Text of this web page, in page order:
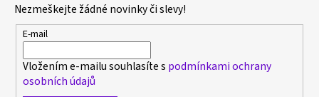
Nezmeškejte žádné novinky či slevy!
E-mail
Vložením e-mailu souhlasíte s podmínkami ochrany
osobních údajů